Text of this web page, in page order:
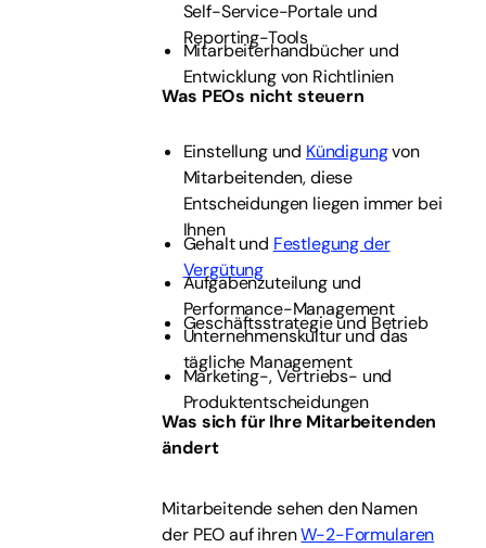
Self-Service-Portale und
Reporting-Tools
Mitarbeiterhandbücher und
Entwicklung von Richtlinien
Was PEOs nicht steuern
Einstellung und Kündigungvon
Mitarbeitenden, diese
Entscheidungen liegen immer bei
Ihnen
Gehalt und Festlegung der
Vergütung
Aufgabenzuteilung und
Performance-Management
Geschäftsstrategie und Betrieb
Unternehmenskultur und das
tägliche Management
Marketing-, Vertriebs- und
Produktentscheidungen
Was sich für Ihre Mitarbeitenden
ändert
Mitarbeitende sehen den Namen
der PEO auf ihrenW-2-Formularen